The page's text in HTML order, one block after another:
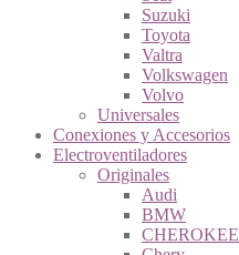
Suzuki
Toyota
Valtra
Volkswagen
Volvo
Universales
Conexiones y Accesorios
Electroventiladores
Originales
Audi
BMW
CHEROKEE